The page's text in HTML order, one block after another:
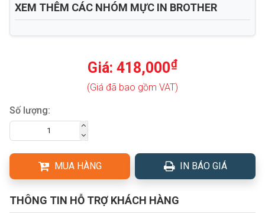
XEM THÊM CÁC NHÓM MỰC IN BROTHER
Giá: 418,000₫
(Giá đã bao gồm VAT)
Số lượng:
MUA HÀNG IN BÁO GIÁ
THÔNG TIN HỖ TRỢ KHÁCH HÀNG